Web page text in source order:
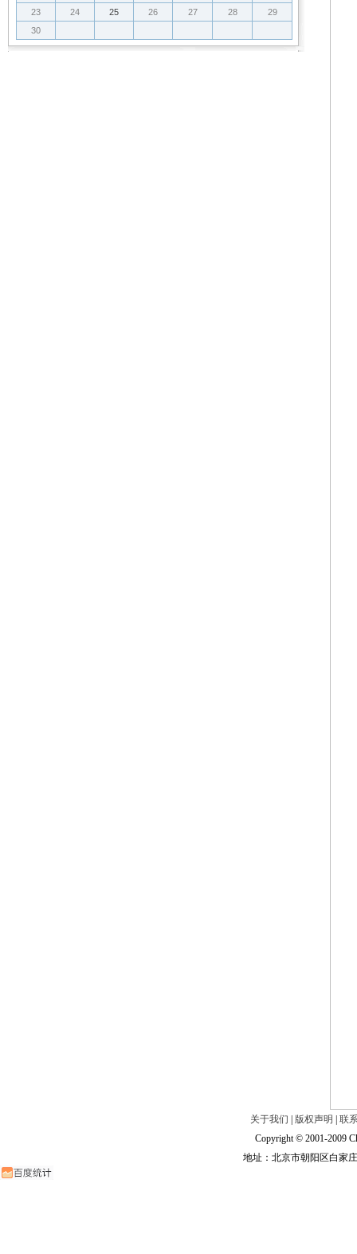
23
24 25 26 27 28
29
30
关于我们 版权声明
联
Copyright © 2001-2009
地址：北京市朝阳区白家